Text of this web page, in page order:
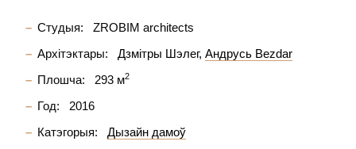
Студыя:
ZROBIM architects
Архітэктары:
Дзмітры Шэлег Андрусь Bezdar
Плошча:
293 м2
Год:
2016
Катэгорыя:
Дызайн дамоў